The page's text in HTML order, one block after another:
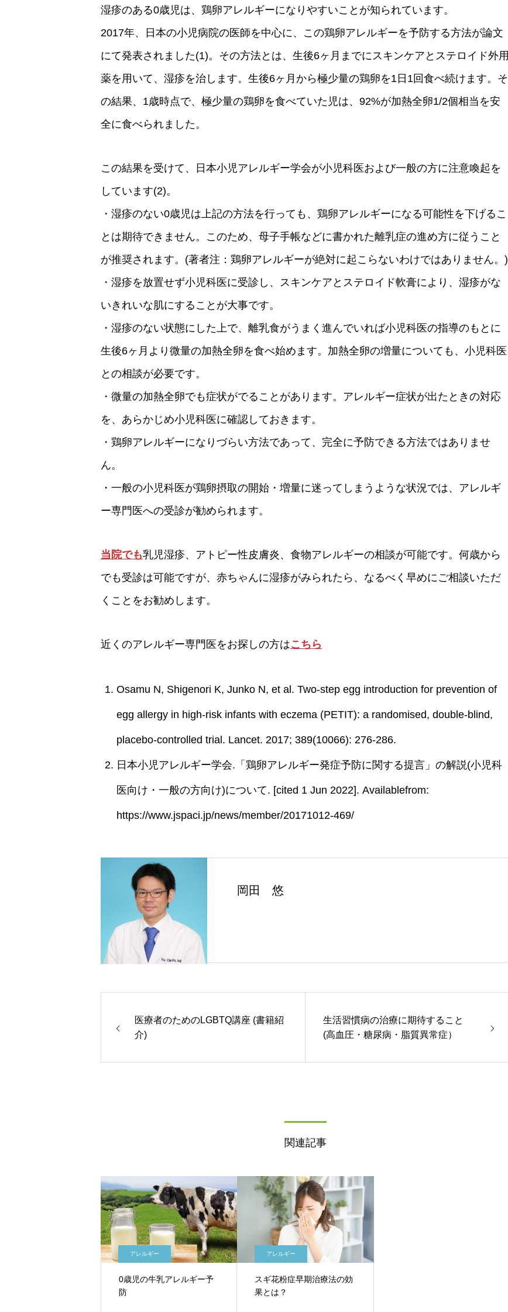
湿疹のある0歳児は、鶏卵アレルギーになりやすいことが知られています。
2017年、日本の小児病院の医師を中心に、この鶏卵アレルギーを予防する方法が論文
にて発表されました(1)。その方法とは、生後6ヶ月までにスキンケアとステロイド外用
薬を用いて、湿疹を治します。生後6ヶ月から極少量の鶏卵を1日1回食べ続けます。そ
の結果、1歳時点で、極少量の鶏卵を食べていた児は、92%が加熱全卵1/2個相当を安
全に食べられました。
この結果を受けて、日本小児アレルギー学会が小児科医および一般の方に注意喚起を
しています(2)。
・湿疹のない0歳児は上記の方法を行っても、鶏卵アレルギーになる可能性を下げるこ
とは期待できません。このため、母子手帳などに書かれた離乳症の進め方に従うこと
が推奨されます。(著者注：鶏卵アレルギーが絶対に起こらないわけではありません。)
・湿疹を放置せず小児科医に受診し、スキンケアとステロイド軟膏により、湿疹がな
いきれいな肌にすることが大事です。
・湿疹のない状態にした上で、離乳食がうまく進んでいれば小児科医の指導のもとに
生後6ヶ月より微量の加熱全卵を食べ始めます。加熱全卵の増量についても、小児科医
との相談が必要です。
・微量の加熱全卵でも症状がでることがあります。アレルギー症状が出たときの対応
を、あらかじめ小児科医に確認しておきます。
・鶏卵アレルギーになりづらい方法であって、完全に予防できる方法ではありませ
ん。
・一般の小児科医が鶏卵摂取の開始・増量に迷ってしまうような状況では、アレルギ
ー専門医への受診が勧められます。
当院でも乳児湿疹、アトピー性皮膚炎、食物アレルギーの相談が可能です。何歳から
でも受診は可能ですが、赤ちゃんに湿疹がみられたら、なるべく早めにご相談いただ
くことをお勧めします。
近くのアレルギー専門医をお探しの方はこちら
Osamu N, Shigenori K, Junko N, et al. Two-step egg introduction for prevention of
egg allergy in high-risk infants with eczema (PETIT): a randomised, double-blind,
placebo-controlled trial. Lancet. 2017; 389(10066): 276-286.
日本小児アレルギー学会.「鶏卵アレルギー発症予防に関する提言」の解説(小児科
医向け・一般の方向け)について. [cited 1 Jun 2022]. Availablefrom:
https://www.jspaci.jp/news/member/20171012-469/
岡田 悠
医療者のためのLGBTQ講座 (書籍紹
介)
生活習慣病の治療に期待すること
(高血圧・糖尿病・脂質異常症）
関連記事
アレルギー
0歳児の牛乳アレルギー予
防
アレルギー
スギ花粉症早期治療法の効
果とは？